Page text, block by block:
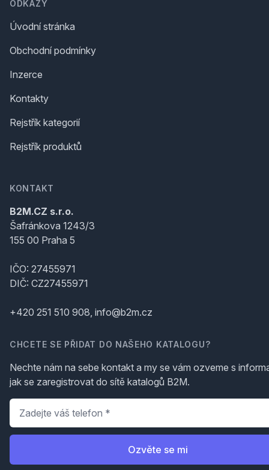
ODKAZY
Úvodní stránka
Obchodní podmínky
Inzerce
Kontakty
Rejstřík kategorií
Rejstřík produktů
KONTAKT
B2M.CZ s.r.o.
Šafránkova 1243/3
155 00 Praha 5
IČO: 27455971
DIČ: CZ27455971
+420 251 510 908, info@b2m.cz
CHCETE SE PŘIDAT DO NAŠEHO KATALOGU?
Nechte nám na sebe kontakt a my se vám ozveme s
jak se zaregistrovat do sítě katalogů B2M.
Telefon
Ozvěte se mi